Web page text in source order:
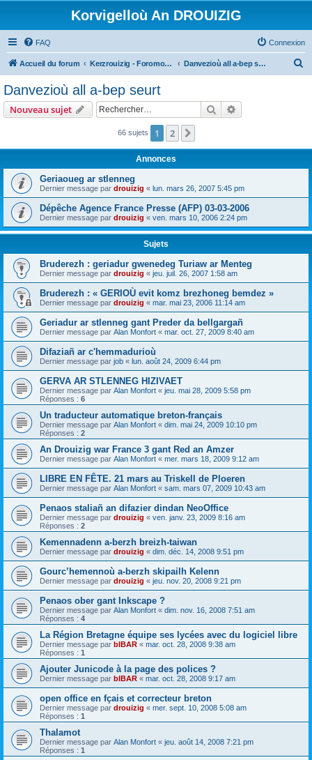
Korvigelloù An DROUIZIG
FAQ Connexion
Accueil du forum Kerzrouizig - Foromoù An Drouizig Danvezioù all a-bep seurt
e
Danvezioù all a-bep seurt
Nouveau sujet Rechercher
66 sujets 1 2
Annonces
Geriaoueg ar stlenneg
Dernier message par drouizig « lun. mars 26, 2007 5:45 pm
Dépêche Agence France Presse (AFP) 03-03-2006
Dernier message par drouizig « ven. mars 10, 2006 2:24 pm
Sujets
Bruderezh : geriadur gwenedeg Turiaw ar Menteg
Dernier message par drouizig « jeu. juil. 26, 2007 1:58 am
Bruderezh : « GERIOÙ evit komz brezhoneg bemdez »
Dernier message par drouizig « mar. mai 23, 2006 11:14 am
Geriadur ar stlenneg gant Preder da bellgargañ
Dernier message par Alan Monfort « mar. oct. 27, 2009 8:40 am
Difaziañ ar c'hemmadurioù
Dernier message par job « lun. août 24, 2009 6:44 pm
GERVA AR STLENNEG HIZIVAET
Dernier message par Alan Monfort « jeu. mai 28, 2009 5:58 pm
Réponses : 6
Un traducteur automatique breton-français
Dernier message par Alan Monfort « dim. mai 24, 2009 10:10 pm
Réponses : 2
An Drouizig war France 3 gant Red an Amzer
Dernier message par Alan Monfort « mer. mars 18, 2009 9:12 am
LIBRE EN FÊTE. 21 mars au Triskell de Ploeren
Dernier message par Alan Monfort « sam. mars 07, 2009 10:43 am
Penaos staliañ an difazier dindan NeoOffice
Dernier message par drouizig « ven. janv. 23, 2009 8:16 am
Réponses : 2
Kemennadenn a-berzh breizh-taiwan
Dernier message par drouizig « dim. déc. 14, 2008 9:51 pm
Gourc’hemennoù a-berzh skipailh Kelenn
Dernier message par drouizig « jeu. nov. 20, 2008 9:21 pm
Penaos ober gant Inkscape ?
Dernier message par Alan Monfort « dim. nov. 16, 2008 7:51 am
Réponses : 4
La Région Bretagne équipe ses lycées avec du logiciel libre
Dernier message par bIBAR « mar. oct. 28, 2008 9:38 am
Réponses : 1
Ajouter Junicode à la page des polices ?
Dernier message par bIBAR « mar. oct. 28, 2008 9:17 am
open office en fçais et correcteur breton
Dernier message par drouizig « mer. sept. 10, 2008 5:08 am
Réponses : 1
Thalamot
Dernier message par Alan Monfort « jeu. août 14, 2008 7:21 pm
Réponses : 1